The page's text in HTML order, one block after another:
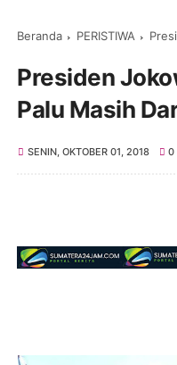
Beranda PERISTIWA
Presiden
Palu Masih
SENIN, OKTOBER 01, 2018 0